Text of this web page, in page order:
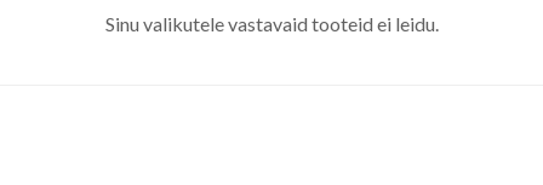
Sinu valikutele vastavaid tooteid ei leidu.